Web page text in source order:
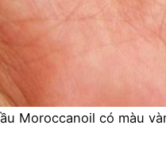
Moroccanoil có màu